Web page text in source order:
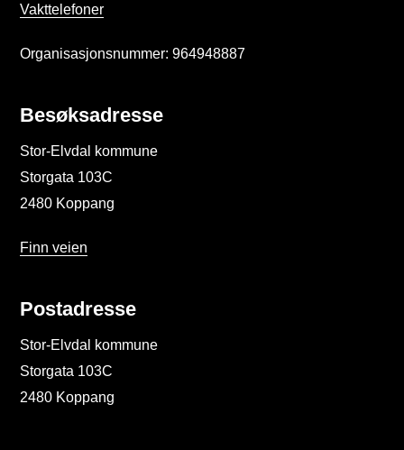
Vakttelefoner
Organisasjonsnummer: 964948887
Besøksadresse
Stor-Elvdal kommune
Storgata 103C
2480 Koppang
Finn veien
Postadresse
Stor-Elvdal kommune
Storgata 103C
2480 Koppang